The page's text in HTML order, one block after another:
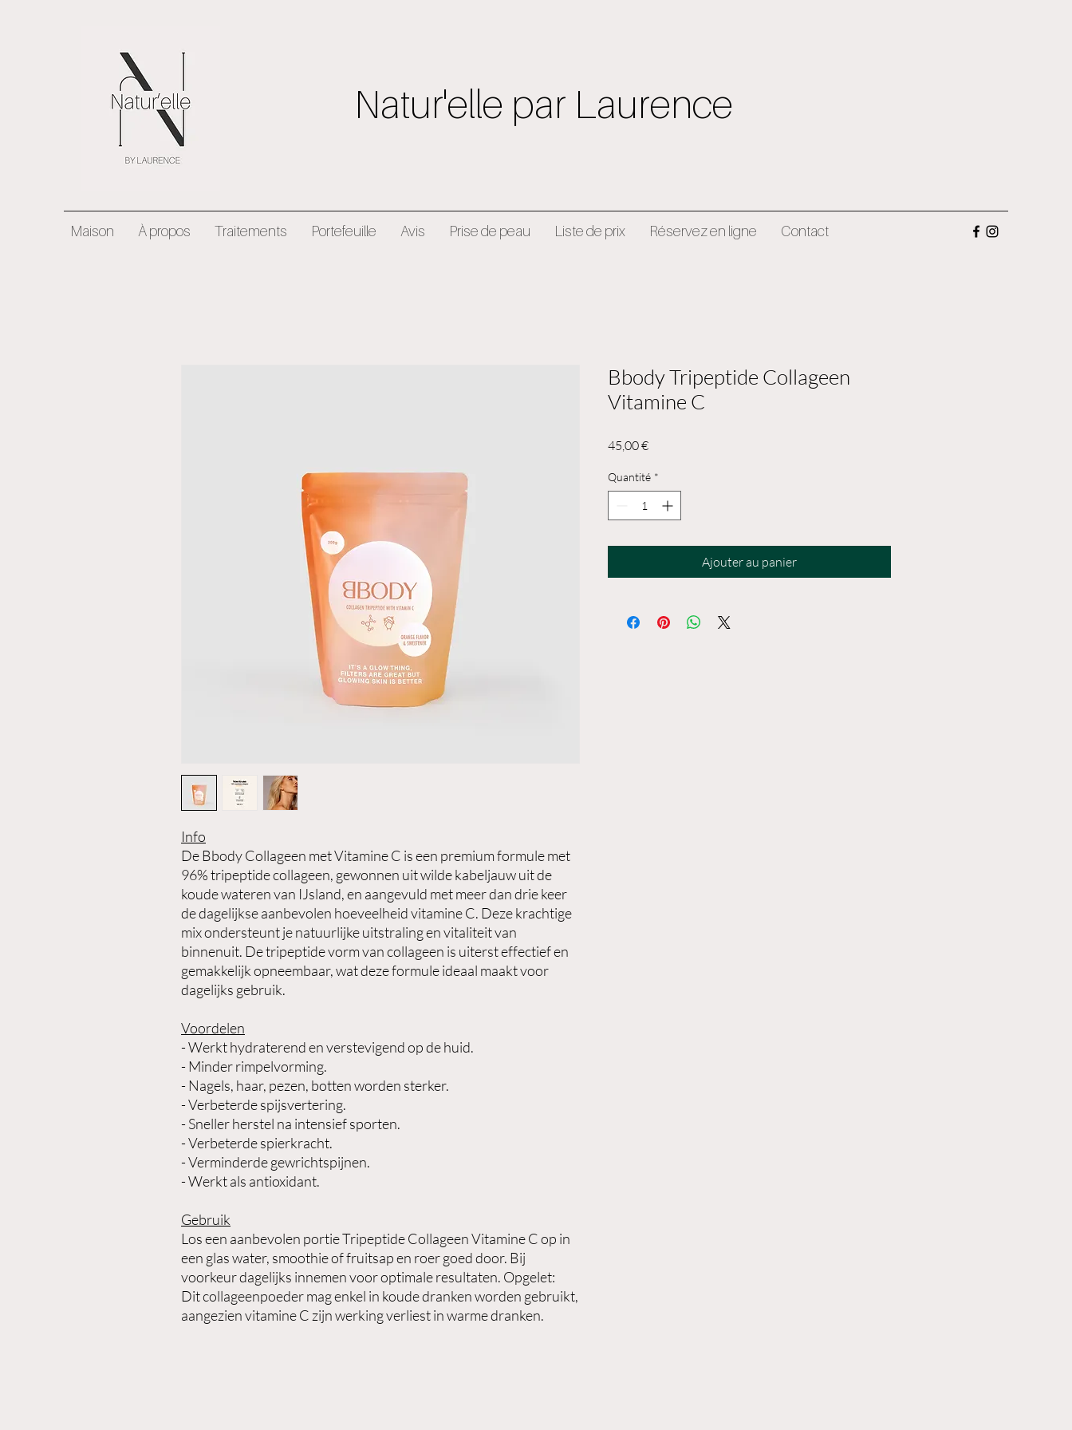
Natur'elle par Laurence
Maison À propos Traitements Portefeuille Avis Prise de peau Liste de prix Réservez en ligne Contact
Info
De Bbody Collageen met Vitamine C is een premium formule met
96% tripeptide collageen, gewonnen uit wilde kabeljauw uit de
koude wateren van IJsland, en aangevuld met meer dan drie keer
de dagelijkse aanbevolen hoeveelheid vitamine C. Deze krachtige
mix ondersteunt je natuurlijke uitstraling en vitaliteit van
binnenuit. De tripeptide vorm van collageen is uiterst effectief en
gemakkelijk opneembaar, wat deze formule ideaal maakt voor
dagelijks gebruik.
Voordelen
- Werkt hydraterend en verstevigend op de huid.
- Minder rimpelvorming.
- Nagels, haar, pezen, botten worden sterker.
- Verbeterde spijsvertering.
- Sneller herstel na intensief sporten.
- Verbeterde spierkracht.
- Verminderde gewrichtspijnen.
- Werkt als antioxidant.
Gebruik
Los een aanbevolen portie Tripeptide Collageen Vitamine C op in
een glas water, smoothie of fruitsap en roer goed door. Bij
voorkeur dagelijks innemen voor optimale resultaten. Opgelet:
Dit collageenpoeder mag enkel in koude dranken worden gebruikt,
aangezien vitamine C zijn werking verliest in warme dranken.
Bbody Tripeptide Collageen
Vitamine C
45,00 €Prix
Quantité *
Ajouter au panier